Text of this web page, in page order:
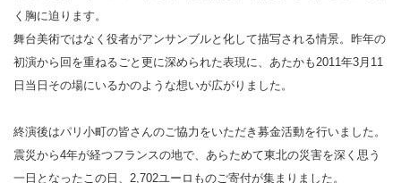
く胸に迫ります。
舞台美術ではなく役者がアンサンブルと化して描写される情景。昨年の
初演から回を重ねるごと更に深められた表現に、あたかも2011年3月11
日当日その場にいるかのような想いが広がりました。
終演後はパリ小町の皆さんのご協力をいただき募金活動を行いました。
震災から4年が経つフランスの地で、あらためて東北の災害を深く思う
一日となったこの日、2,702ユーロものご寄付が集まりました。